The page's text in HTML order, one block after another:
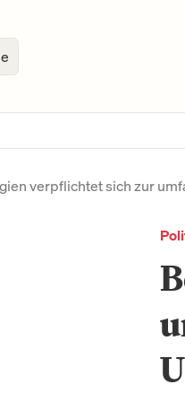
verpflichtet sich zur